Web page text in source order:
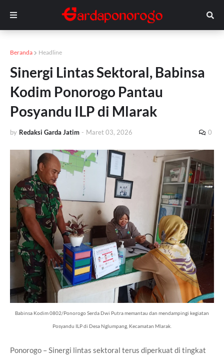
Beranda Headline
Sinergi Lintas Sektoral, Babinsa
Kodim Ponorogo Pantau
Posyandu ILP di Mlarak
by Redaksi Garda Jatim - Maret 03, 2026 0
Babinsa Kodim 0802/Ponorogo Serda Dwi Putra memantau dan mendampingi kegiatan
Posyandu ILP di Desa Nglumpang, Kecamatan Mlarak.
Ponorogo – Sinergi lintas sektoral terus diperkuat di tingkat